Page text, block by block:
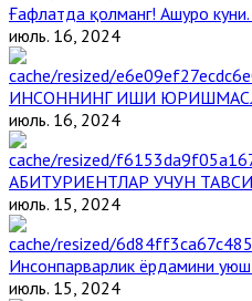
Ғафлатда қолманг! Ашуро куни.
июль. 16, 2024
ИНСОННИНГ ИШИ
июль. 16, 2024
АБИТУРИЕНТЛАР УЧУН
июль. 15, 2024
Инсонпарварлик ёрдамини
июль. 15, 2024